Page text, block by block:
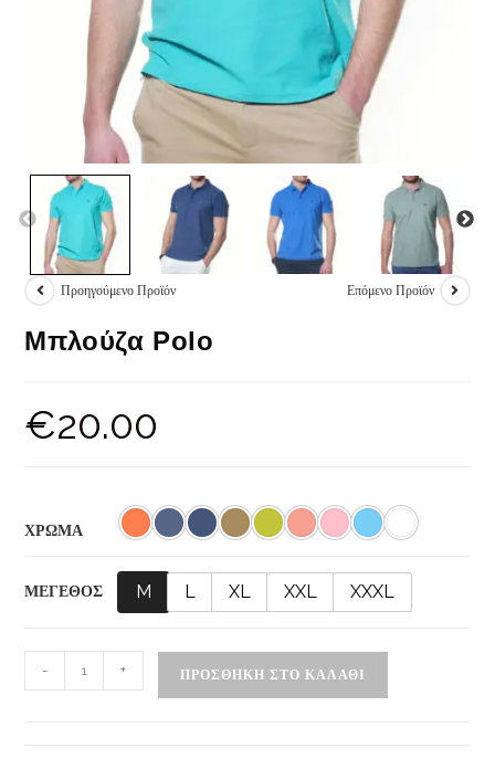
Προηγούμενο Προϊόν Επόμενο Προϊόν
Μπλούζα Polo
€20.00
ΧΡΩΜΑ
ΜΕΓΕΘΟΣ M L XL XXL XXXL
- + ΠΡΟΣΘΉΚΗ ΣΤΟ ΚΑΛΆΘΙ